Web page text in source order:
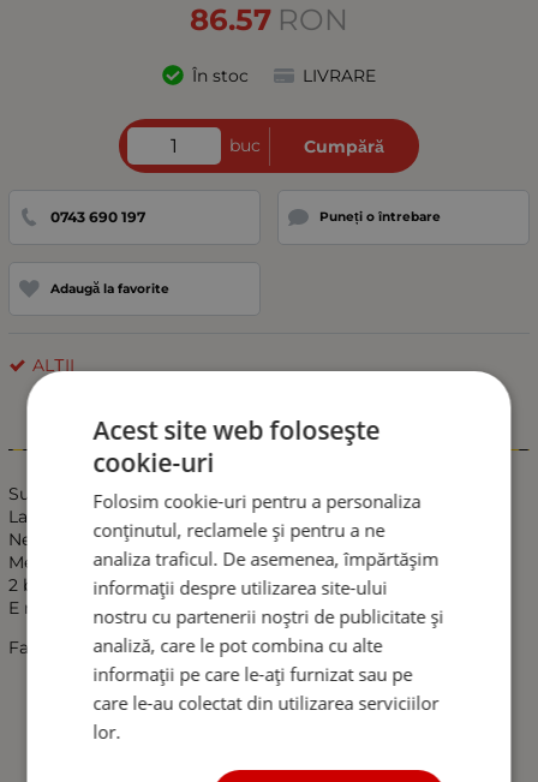
86.57 RON
În stoc LIVRARE
buc Cumpără
0743 690 197 Puneți o întrebare
Adaugă la favorite
ALȚII
Informații
Suport De Montaj LED Light Bar, 2 Buc / Set, Prindere
Laterala
Negru
Metal durabil
2 bucati / Set
E nevoie de foraj !
Fara lumini incluse !
Acest site web folosește
cookie-uri
Folosim cookie-uri pentru a personaliza
conținutul, reclamele și pentru a ne
analiza traficul. De asemenea, împărtășim
informații despre utilizarea site-ului
nostru cu partenerii noștri de publicitate și
analiză, care le pot combina cu alte
informații pe care le-ați furnizat sau pe
care le-au colectat din utilizarea serviciilor
lor.